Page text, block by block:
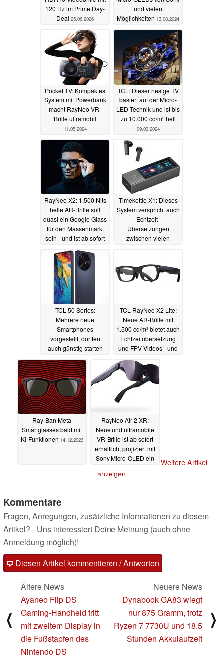
120 Hz im Prime Day-
Deal 25.06.2026
und vielen
Möglichkeiten 13.08.2024
Pocket TV: Kompaktes
System mit Powerbank
macht RayNeo-VR-
Brille ultramobil
11.05.2024
TCL: Dieser riesige TV
basiert auf der Micro-
LED-Technik und ist bis
zu 10.000 cd/m² hell
09.03.2024
RayNeo X2: 1.500 Nits
helle AR-Brille soll
quasi ein Google Glass
für den Massenmarkt
sein - und ist ab sofort
03.03.2024
Timekettle X1: Dieses
System verspricht auch
Echtzeit-
Übersetzungen
zwischen vielen
Situationen21.01.2024
TCL 50 Series:
Mehrere neue
Smartphones
vorgestellt, dürften
auch günstig starten
11.01.2024
TCL RayNeo X2 Lite:
Neue AR-Brille mit
1.500 cd/m² bietet auch
Echtzeitübersetzung
und FPV-Videos - und
Farbdarstellung
08.01.2024
Ray-Ban Meta
Smartglasses bald mit
KI-Funktionen 14.12.2023
RayNeo Air 2 XR:
Neue und ultramobile
VR-Brille ist ab sofort
erhältlich, projiziert mit
Sony Micro-OLED ein
die Augen
Weitere Artikel
anzeigen
Kommentare
Fragen, Anregungen, zusätzliche Informationen zu diesem
Artikel? - Uns interessiert Deine Meinung (auch ohne
Anmeldung möglich)!
Diesen Artikel kommentieren / Antworten
⟨
Ältere News
Ayaneo Flip DS
Gaming-Handheld tritt
mit zweitem Display in
die Fußstapfen des
Nintendo DS
Neuere News
Dynabook GA83 wiegt
nur 875 Gramm, trotz
Ryzen 7 7730U und 18,5
Stunden Akkulaufzeit
⟩